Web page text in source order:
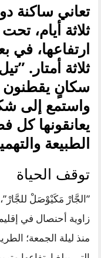
تعاني ساكنة
ثلاثة أيام،
ارتفاعها، في
ثلاثة أمتار.
سكانٍ يقطنون
واستمع إلى
يعانقونها
الطبيعة
توقف الحياة
”الجَّارْ مَكَيْوْصَلْ
زاوية أحنصال في
منذ ليلة الجمعة؛